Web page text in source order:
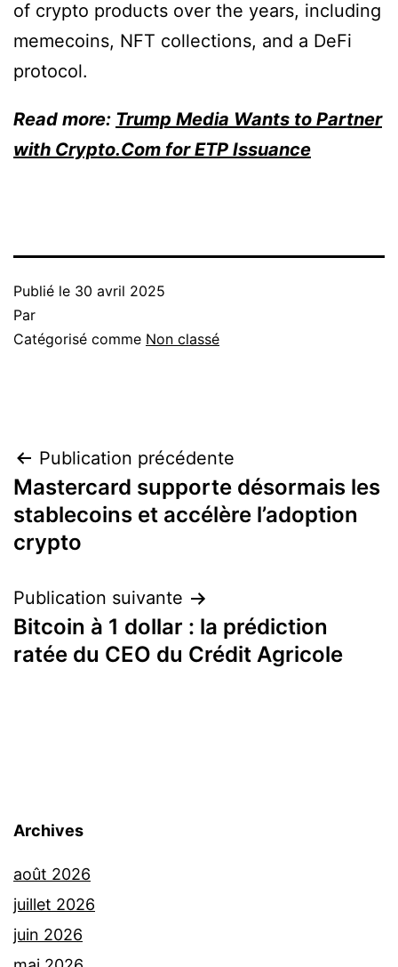
of crypto products over the years, including
memecoins, NFT collections, and a DeFi
protocol.
Read more: Trump Media Wants to Partner
with Crypto.Com for ETP Issuance
Publié le 30 avril 2025
Par
Catégorisé comme Non classé
Navigation
de
l’article
Publication précédente
Mastercard supporte désormais les
stablecoins et accélère l’adoption
crypto
Publication suivante
Bitcoin à 1 dollar : la prédiction
ratée du CEO du Crédit Agricole
Archives
août 2026
juillet 2026
juin 2026